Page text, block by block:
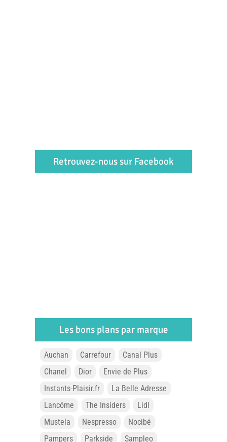
Retrouvez-nous sur Facebook
Les bons plans par marque
Auchan Carrefour
Canal Plus
Chanel
Dior
Envie de Plus
Instants-Plaisir.fr
La Belle Adresse
Lancôme
The Insiders
Lidl
Mustela
Nespresso
Nocibé
Pampers
Parkside Sampleo